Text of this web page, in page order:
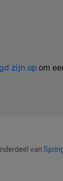
zijn op om
van